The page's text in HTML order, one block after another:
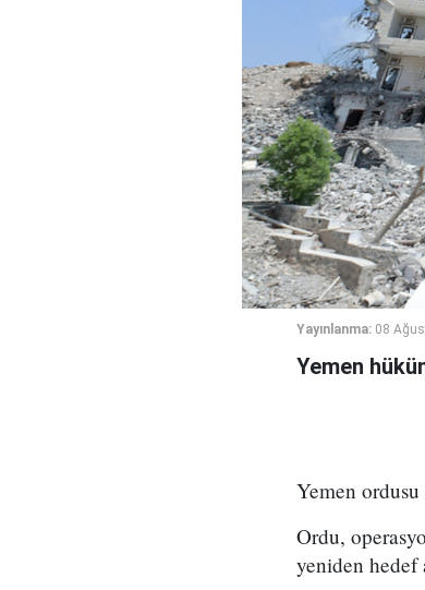
Yayınlanma: 08
Yemen
Yemen
Ordu,
yeniden hedef